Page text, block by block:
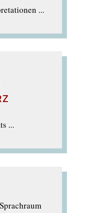
...
...